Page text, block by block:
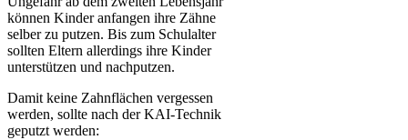
können Kinder anfangen ihre Zähne
selber zu putzen. Bis zum Schulalter
sollten Eltern allerdings ihre Kinder
unterstützen und nachputzen.
Damit keine Zahnflächen vergessen
werden, sollte nach der KAI-Technik
geputzt werden: